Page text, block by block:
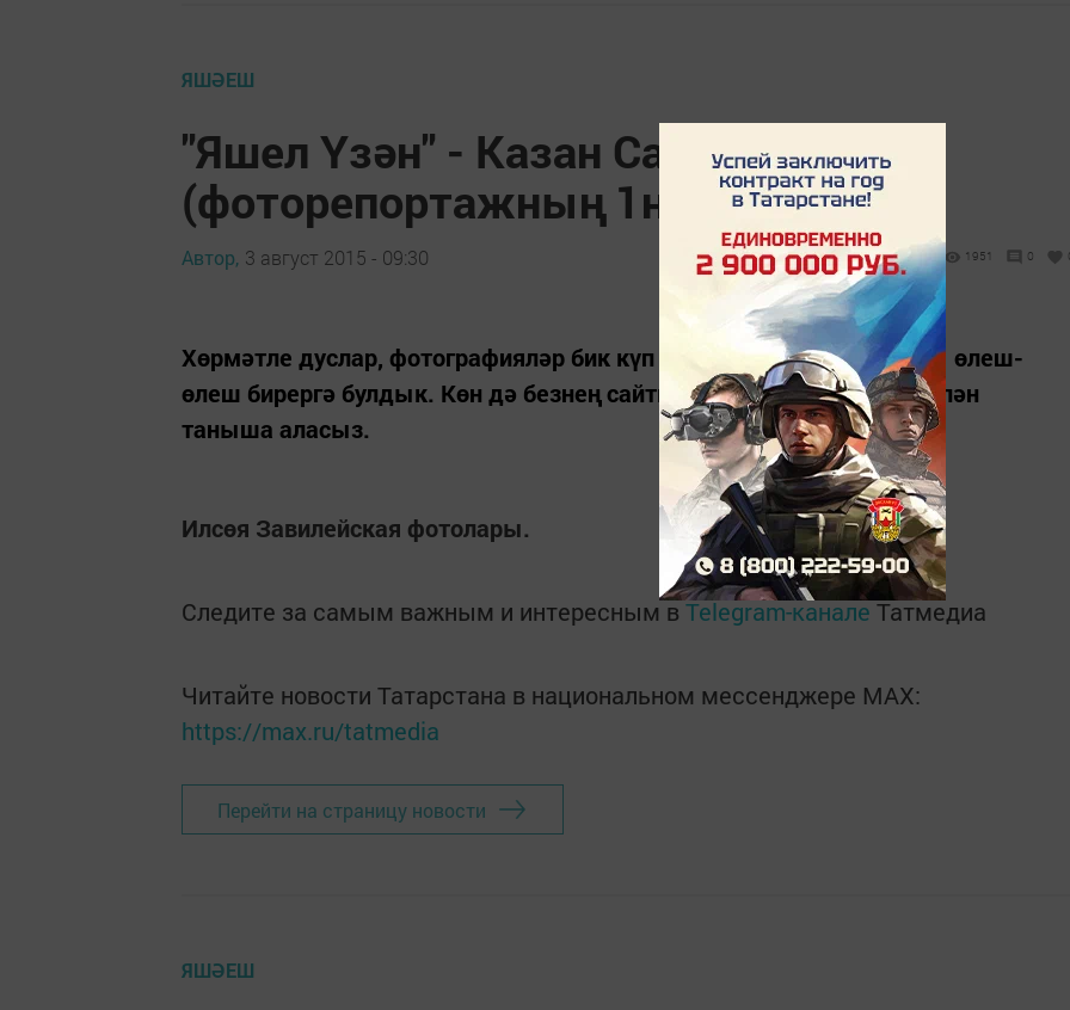
ЯШӘЕШ
"Яшел Үзән" - Казан Сабантуенда
(фоторепортажның 1нче өлеше)
Автор, 3 август 2015 - 09:30 1951 0
Хөрмәтле дуслар, фотографияләр бик күп булу сәбәпле, без аларны өлеш-
өлеш бирергә булдык. Көн дә безнең сайтка кереп, яңа фотолар белән
таныша аласыз.
Илсөя Завилейская фотолары.
Следите за самым важным и интересным вTelegram-каналеТатмедиа
Читайте новости Татарстана в национальном мессенджере MАХ:
https://max.ru/tatmedia
Перейти на страницу новости
ЯШӘЕШ